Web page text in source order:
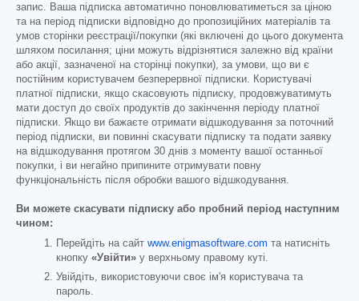
запис. Ваша підписка автоматично поновлюватиметься за ціною
та на період підписки відповідно до пропозиційних матеріалів та
умов сторінки реєстрації/покупки (які включені до цього документа
шляхом посилання; ціни можуть відрізнятися залежно від країни
або акції, зазначеної на сторінці покупки), за умови, що ви є
постійним користувачем безперервної підписки. Користувачі
платної підписки, якщо скасовують підписку, продовжуватимуть
мати доступ до своїх продуктів до закінчення періоду платної
підписки. Якщо ви бажаєте отримати відшкодування за поточний
період підписки, ви повинні скасувати підписку та подати заявку
на відшкодування протягом 30 днів з моменту вашої останньої
покупки, і ви негайно припините отримувати повну
функціональність після обробки вашого відшкодування.
Ви можете скасувати підписку або пробний період наступним
чином:
Перейдіть на сайт www.enigmasoftware.com та натисніть
кнопку «Увійти» у верхньому правому куті.
Увійдіть, використовуючи своє ім'я користувача та
пароль.